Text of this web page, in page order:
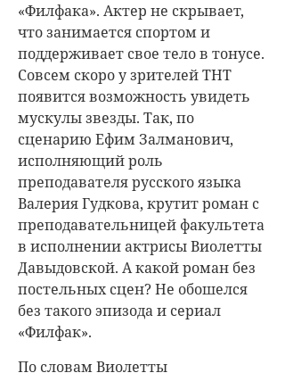
«Филфака». Актер не скрывает,
что занимается спортом и
поддерживает свое тело в тонусе.
Совсем скоро у зрителей ТНТ
появится возможность увидеть
мускулы звезды. Так, по
сценарию Ефим Залманович,
исполняющий роль
преподавателя русского языка
Валерия Гудкова, крутит роман с
преподавательницей факультета
в исполнении актрисы Виолетты
Давыдовской. А какой роман без
постельных сцен? Не обошелся
без такого эпизода и сериал
«Филфак».
По словам Виолетты